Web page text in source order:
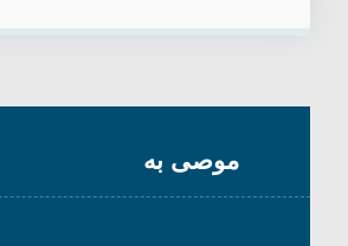
موصى به